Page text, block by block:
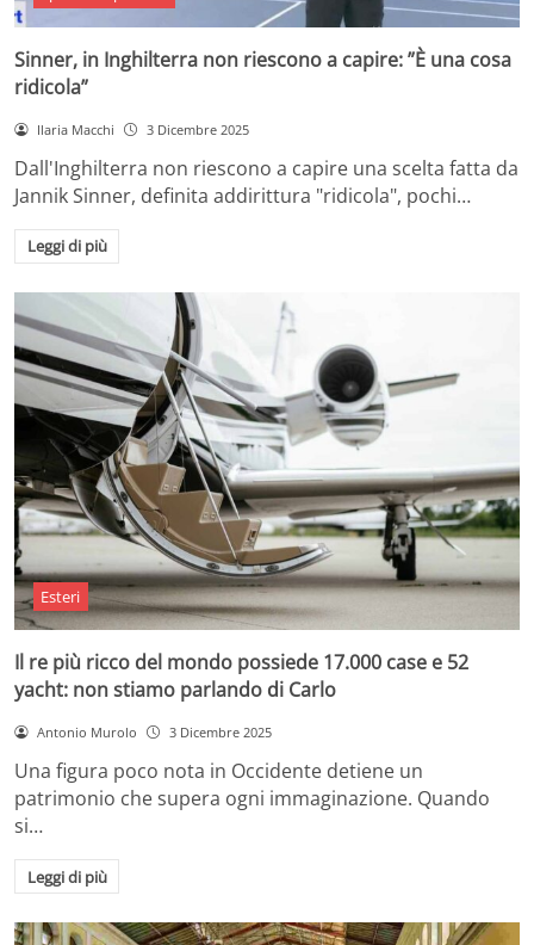
Sinner, in Inghilterra non riescono a capire: ”È una cosa
ridicola”
Ilaria Macchi 3 Dicembre 2025
Dall'Inghilterra non riescono a capire una scelta fatta da
Jannik Sinner, definita addirittura "ridicola", pochi…
Leggi di più
Esteri
Il re più ricco del mondo possiede 17.000 case e 52
yacht: non stiamo parlando di Carlo
Antonio Murolo 3 Dicembre 2025
Una figura poco nota in Occidente detiene un
patrimonio che supera ogni immaginazione. Quando
si…
Leggi di più